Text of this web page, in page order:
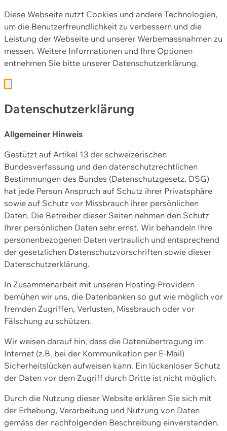
Diese Webseite nutzt Cookies und andere Technologien,
um die Benutzerfreundlichkeit zu verbessern und die
Leistung der Webseite und unserer Werbemassnahmen zu
messen. Weitere Informationen und Ihre Optionen
entnehmen Sie bitte unserer Datenschutzerklärung.
Datenschutzerklärung
Allgemeiner Hinweis
Gestützt auf Artikel 13 der schweizerischen
Bundesverfassung und den datenschutzrechtlichen
Bestimmungen des Bundes (Datenschutzgesetz, DSG)
hat jede Person Anspruch auf Schutz ihrer Privatsphäre
sowie auf Schutz vor Missbrauch ihrer persönlichen
Daten. Die Betreiber dieser Seiten nehmen den Schutz
Ihrer persönlichen Daten sehr ernst. Wir behandeln Ihre
personenbezogenen Daten vertraulich und entsprechend
der gesetzlichen Datenschutzvorschriften sowie dieser
Datenschutzerklärung.
In Zusammenarbeit mit unseren Hosting-Providern
bemühen wir uns, die Datenbanken so gut wie möglich vor
fremden Zugriffen, Verlusten, Missbrauch oder vor
Fälschung zu schützen.
Wir weisen darauf hin, dass die Datenübertragung im
Internet (z.B. bei der Kommunikation per E-Mail)
Sicherheitslücken aufweisen kann. Ein lückenloser Schutz
der Daten vor dem Zugriff durch Dritte ist nicht möglich.
Durch die Nutzung dieser Website erklären Sie sich mit
der Erhebung, Verarbeitung und Nutzung von Daten
gemäss der nachfolgenden Beschreibung einverstanden.